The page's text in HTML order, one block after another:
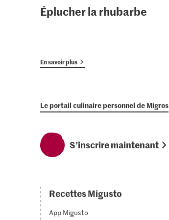
Éplucher la rhubarbe
En savoir plus
Le portail culinaire personnel de Migros
S’inscrire maintenant
Recettes Migusto
App Migusto